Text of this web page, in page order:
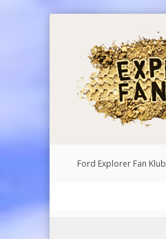
Ford Explorer Fan Klub